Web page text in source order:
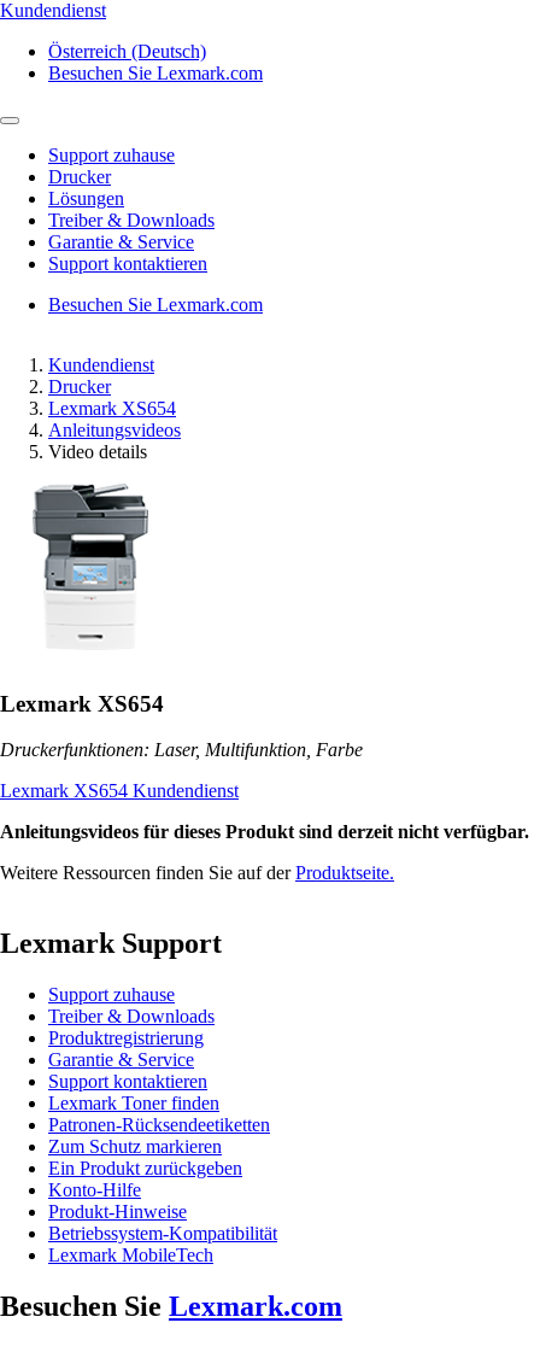
Kundendienst
Österreich (Deutsch)
Besuchen Sie Lexmark.com
Support zuhause
Drucker
Lösungen
Treiber & Downloads
Garantie & Service
Support kontaktieren
Besuchen Sie Lexmark.com
Kundendienst
Drucker
Lexmark XS654
Anleitungsvideos
Video details
Lexmark XS654
Druckerfunktionen: Laser, Multifunktion, Farbe
Lexmark XS654 Kundendienst
Anleitungsvideos für dieses Produkt sind derzeit nicht verfügbar.
Weitere Ressourcen finden Sie auf derProduktseite.
Lexmark Support
Support zuhause
Treiber & Downloads
Produktregistrierung
Garantie & Service
Support kontaktieren
Lexmark Toner finden
Patronen-Rücksendeetiketten
Zum Schutz markieren
Ein Produkt zurückgeben
Konto-Hilfe
Produkt-Hinweise
Betriebssystem-Kompatibilität
Lexmark MobileTech
Besuchen Sie Lexmark.com